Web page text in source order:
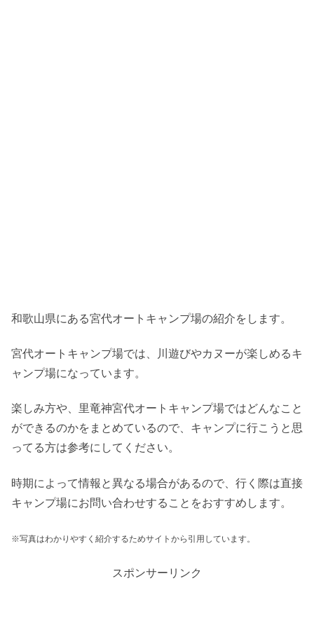
和歌山県にある宮代オートキャンプ場の紹介をします。
宮代オートキャンプ場では、川遊びやカヌーが楽しめるキ
ャンプ場になっています。
楽しみ方や、里竜神宮代オートキャンプ場ではどんなこと
ができるのかをまとめているので、キャンプに行こうと思
ってる方は参考にしてください。
時期によって情報と異なる場合があるので、行く際は直接
キャンプ場にお問い合わせすることをおすすめします。
※写真はわかりやすく紹介するためサイトから引用しています。
スポンサーリンク